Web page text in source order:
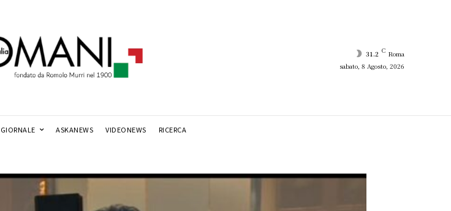
31.2 C Roma
sabato, 8 Agosto, 2026
GIORNALE ASKANEWS VIDEONEWS RICERCA